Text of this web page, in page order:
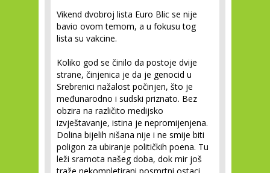
Vikend dvobroj lista Euro Blic se nije
bavio ovom temom, a u fokusu tog
lista su vakcine.
Koliko god se činilo da postoje dvije
strane, činjenica je da je genocid u
Srebrenici nažalost počinjen, što je
međunarodno i sudski priznato. Bez
obzira na različito medijsko
izvještavanje, istina je nepromijenjena.
Dolina bijelih nišana nije i ne smije biti
poligon za ubiranje političkih poena. Tu
leži sramota našeg doba, dok mir još